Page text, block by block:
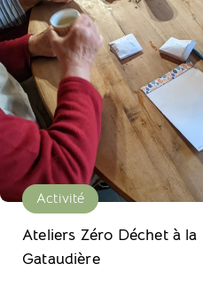
Activité
Ateliers Zéro Déchet à la
Gataudière